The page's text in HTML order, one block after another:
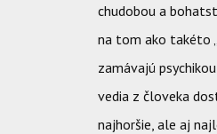
chudobou a
na tom ako takéto
zamávajú
vedia z človeka
najhoršie, ale aj